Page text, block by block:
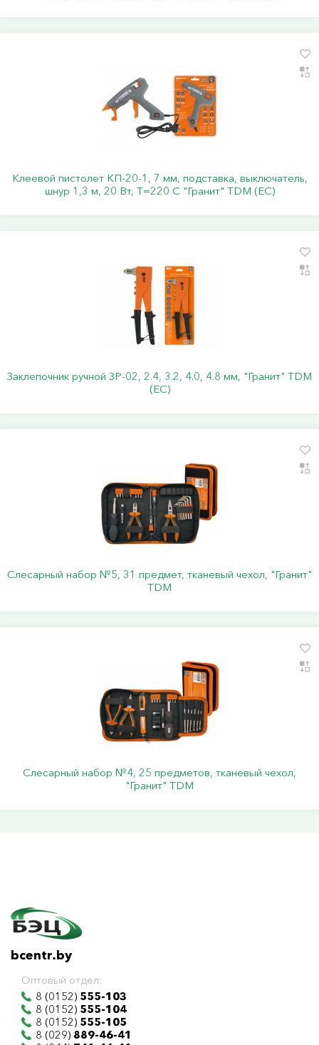
Клеевой пистолет КП-20-1, 7 мм, подставка, выключатель,
шнур 1,3 м, 20 Вт, Т=220 С "Гранит" TDM (ЕС)
Заклепочник ручной ЗР-02, 2.4, 3.2, 4.0, 4.8 мм, "Гранит" TDM
(ЕС)
Слесарный набор №5, 31 предмет, тканевый чехол, "Гранит"
TDM
Слесарный набор №4, 25 предметов, тканевый чехол,
"Гранит" TDM
bcentr.by
Оптовый отдел:
8 (0152) 555-103
8 (0152) 555-104
8 (0152) 555-105
8 (029) 889-46-41